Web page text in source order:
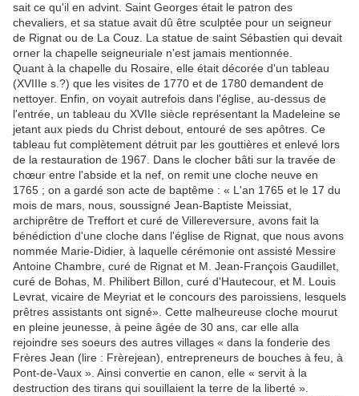
sait ce qu'il en advint. Saint Georges était le patron des
chevaliers, et sa statue avait dû être sculptée pour un seigneur
de Rignat ou de La Couz. La statue de saint Sébastien qui devait
orner la chapelle seigneuriale n'est jamais mentionnée.
Quant à la chapelle du Rosaire, elle était décorée d'un tableau
(XVIIIe s.?) que les visites de 1770 et de 1780 demandent de
nettoyer. Enfin, on voyait autrefois dans l'église, au-dessus de
l'entrée, un tableau du XVIIe siècle représentant la Madeleine se
jetant aux pieds du Christ debout, entouré de ses apôtres. Ce
tableau fut complètement détruit par les gouttières et enlevé lors
de la restauration de 1967. Dans le clocher bâti sur la travée de
chœur entre l'abside et la nef, on remit une cloche neuve en
1765 ; on a gardé son acte de baptême : « L'an 1765 et le 17 du
mois de mars, nous, soussigné Jean-Baptiste Meissiat,
archiprêtre de Treffort et curé de Villereversure, avons fait la
bénédiction d'une cloche dans l'église de Rignat, que nous avons
nommée Marie-Didier, à laquelle cérémonie ont assisté Messire
Antoine Chambre, curé de Rignat et M. Jean-François Gaudillet,
curé de Bohas, M. Philibert Billon, curé d'Hautecour, et M. Louis
Levrat, vicaire de Meyriat et le concours des paroissiens, lesquels
prêtres assistants ont signé». Cette malheureuse cloche mourut
en pleine jeunesse, à peine âgée de 30 ans, car elle alla
rejoindre ses soeurs des autres villages « dans la fonderie des
Frères Jean (lire : Frèrejean), entrepreneurs de bouches à feu, à
Pont-de-Vaux ». Ainsi convertie en canon, elle « servit à la
destruction des tirans qui souillaient la terre de la liberté ».